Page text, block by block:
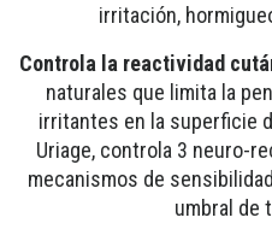
irritación,
Controla la reactividad
naturales que limita la
irritantes en la superficie
Uriage, controla 3 neuro-
mecanismos de
umbral de